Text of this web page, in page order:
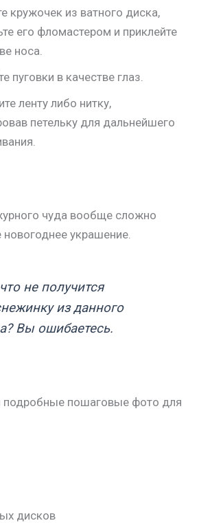
кружочек из ватного диска,
его фломастером и приклейте
носа.
пуговки в качестве глаз.
ленту либо нитку,
петельку для дальнейшего
чуда вообще сложно
новогоднее украшение.
не получится
из данного
Вы ошибаетесь.
подробные пошаговые фото для
дисков